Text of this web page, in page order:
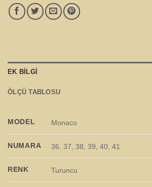
EK BILGI
ÖLÇÜ TABLOSU
MODEL Monaco
NUMARA 36, 37, 38, 39, 40, 41
RENK Turuncu